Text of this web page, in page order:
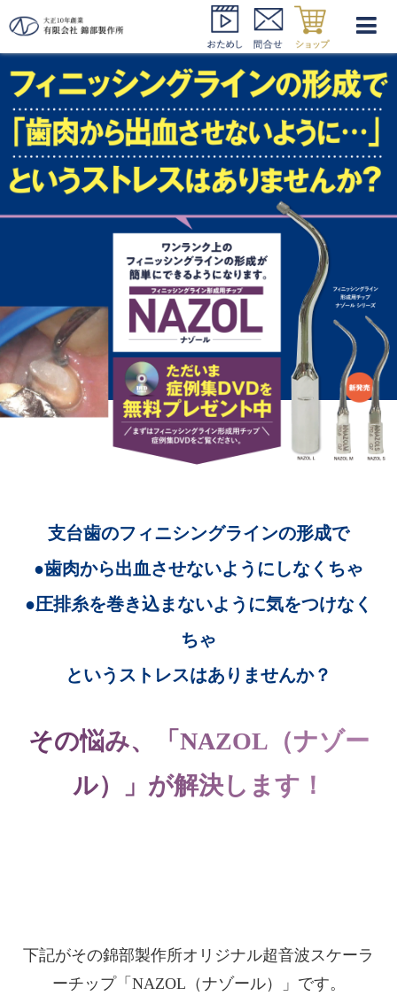
支台歯のフィニシングラインの形成で
●歯肉から出血させないようにしなくちゃ
●圧排糸を巻き込まないように気をつけなく
ちゃ
というストレスはありませんか？
その悩み、「NAZOL（ナゾー
ル）」が解決します！
下記がその錦部製作所オリジナル超音波スケーラ
ーチップ「NAZOL（ナゾール）」です。